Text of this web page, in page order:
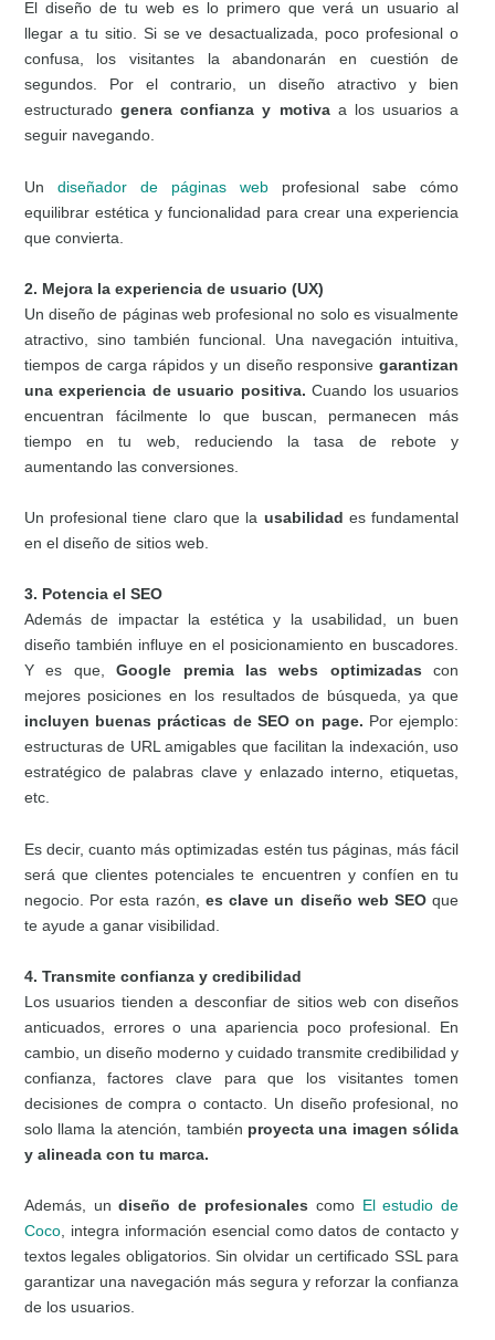
El diseño de tu web es lo primero que verá un usuario al
llegar a tu sitio. Si se ve desactualizada, poco profesional o
confusa, los visitantes la abandonarán en cuestión de
segundos. Por el contrario, un diseño atractivo y bien
estructurado genera confianza y motivaa los usuarios a
seguir navegando.
Un diseñador de páginas web profesional sabe cómo
equilibrar estética y funcionalidad para crear una experiencia
que convierta.
2. Mejora la experiencia de usuario (UX)
Un diseño de páginas web profesional no solo es visualmente
atractivo, sino también funcional. Una navegación intuitiva,
tiempos de carga rápidos y un diseño responsivegarantizan
una experiencia de usuario positiva.Cuando los usuarios
encuentran fácilmente lo que buscan, permanecen más
tiempo en tu web, reduciendo la tasa de rebote y
aumentando las conversiones.
Un profesional tiene claro que la usabilidad es fundamental
en el diseño de sitios web.
3. Potencia el SEO
Además de impactar la estética y la usabilidad, un buen
diseño también influye en el posicionamiento en buscadores.
Y es que,Google premia las webs optimizadas con
mejores posiciones en los resultados de búsqueda, ya que
incluyen buenas prácticas de SEO on page. Por ejemplo:
estructuras de URL amigables que facilitan la indexación, uso
estratégico de palabras clave y enlazado interno, etiquetas,
etc.
Es decir, cuanto más optimizadas estén tus páginas, más fácil
será que clientes potenciales te encuentren y confíen en tu
negocio. Por esta razón, es clave un diseño web SEO que
te ayude a ganar visibilidad.
4. Transmite confianza y credibilidad
Los usuarios tienden a desconfiar de sitios web con diseños
anticuados, errores o una apariencia poco profesional. En
cambio, un diseño moderno y cuidado transmite credibilidad y
confianza, factores clave para que los visitantes tomen
decisiones de compra o contacto. Un diseño profesional, no
solo llama la atención, también proyecta una imagen sólida
y alineada con tu marca.
Además, undiseño de profesionales como El estudio de
Coco, integra información esencial como datos de contacto y
textos legales obligatorios. Sin olvidar un certificado SSL para
garantizar una navegación más segura y reforzar la confianza
de los usuarios.